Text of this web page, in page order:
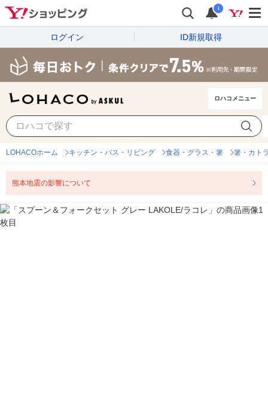
i
ログイン ID新規取得
ロハコメニュー
LOHACOホーム キッチン・バス・リビング 食器・グラス・箸 箸・カト
熊本地震の影響について